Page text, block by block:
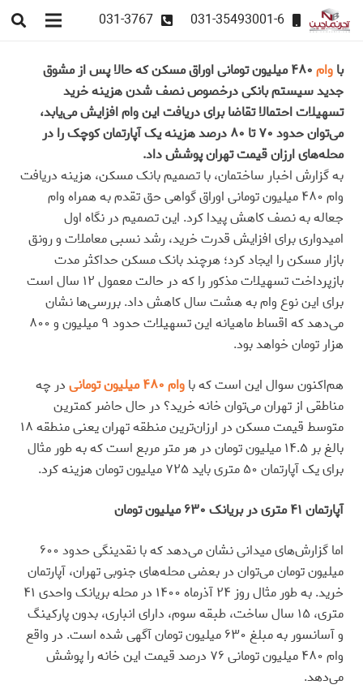
031-35493001-6
031-3767
باوام
۴۸۰ میلیون تومانی اوراق مسکن که حالا پس از مشوق
جدید سیستم بانکی درخصوص نصف شدن هزینه خرید
تسهیلات احتمالا تقاضا برای دریافت این وام افزایش می‌یابد،
می‌توان حدود ۷۰ تا ۸۰ درصد هزینه یک آپارتمان کوچک را در
محله‌های ارزان قیمت تهران پوشش داد.
به گزارش اخبار ساختمان، با تصمیم بانک مسکن، هزینه دریافت
وام ۴۸۰ میلیون تومانی اوراق گواهی حق تقدم به همراه وام
جعاله به نصف کاهش پیدا کرد. این تصمیم در نگاه اول
امیدواری برای افزایش قدرت خرید، رشد نسبی معاملات و رونق
بازار مسکن را ایجاد کرد؛ هرچند بانک مسکن حداکثر مدت
بازپرداخت تسهیلات مذکور را که در حالت معمول ۱۲ سال است
برای این نوع وام به هشت سال کاهش داد. بررسی‌ها نشان
می‌دهد که اقساط ماهیانه این تسهیلات حدود ۹ میلیون و ۸۰۰
هزار تومان خواهد بود.
هم‌اکنون سوال این است که باوام ۴۸۰ میلیون تومانی
در چه
مناطقی از تهران می‌توان خانه خرید؟ در حال حاضر کمترین
متوسط قیمت مسکن در ارزان‌ترین منطقه تهران یعنی منطقه ۱۸
بالغ بر ۱۴.۵ میلیون تومان در هر متر مربع است که به طور مثال
برای یک آپارتمان ۵۰ متری باید ۷۲۵ میلیون تومان هزینه کرد.
آپارتمان ۴۱ متری در بریانک ۶۳۰ میلیون تومان
اما گزارش‌های میدانی نشان می‌دهد که با نقدینگی حدود ۶۰۰
میلیون تومان می‌توان در بعضی محله‌های جنوبی تهران، آپارتمان
خرید. به طور مثال روز ۲۴ آذرماه ۱۴۰۰ در محله بریانک واحدی ۴۱
متری، ۱۵ سال ساخت، طبقه سوم، دارای انباری، بدون پارکینگ
و آسانسور به مبلغ ۶۳۰ میلیون تومان آگهی شده است. در واقع
وام ۴۸۰ میلیون تومانی ۷۶ درصد قیمت این خانه را پوشش
می‌دهد.